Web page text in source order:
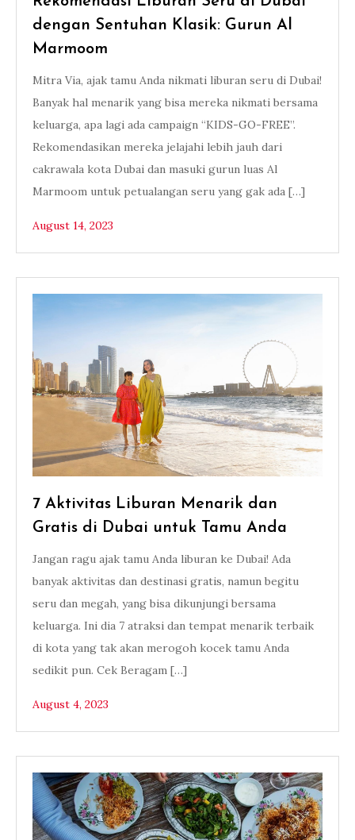
dengan Sentuhan Klasik: Gurun Al
Marmoom
Mitra Via, ajak tamu Anda nikmati liburan seru di Dubai!
Banyak hal menarik yang bisa mereka nikmati bersama
keluarga, apa lagi ada campaign “KIDS-GO-FREE”.
Rekomendasikan mereka jelajahi lebih jauh dari
cakrawala kota Dubai dan masuki gurun luas Al
Marmoom untuk petualangan seru yang gak ada […]
August 14, 2023
7 Aktivitas Liburan Menarik dan
Gratis di Dubai untuk Tamu Anda
Jangan ragu ajak tamu Anda liburan ke Dubai! Ada
banyak aktivitas dan destinasi gratis, namun begitu
seru dan megah, yang bisa dikunjungi bersama
keluarga. Ini dia 7 atraksi dan tempat menarik terbaik
di kota yang tak akan merogoh kocek tamu Anda
sedikit pun. Cek Beragam […]
August 4, 2023